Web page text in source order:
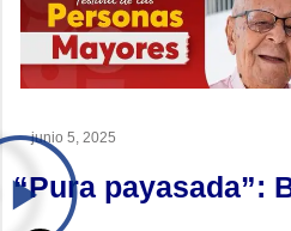
junio 5, 2025
“Pura payasada”: